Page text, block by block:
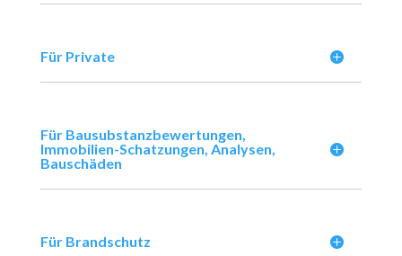
Für Private
Für Bausubstanzbewertungen,
Immobilien-Schatzungen, Analysen,
Bauschäden
Für Brandschutz